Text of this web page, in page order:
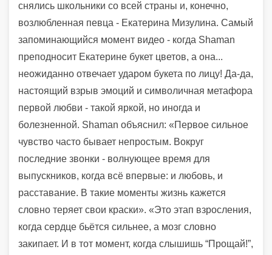
снялись школьники со всей страны и, конечно,
возлюбленная певца - Екатерина Мизулина. Самый
запоминающийся момент видео - когда Shaman
преподносит Екатерине букет цветов, а она...
неожиданно отвечает ударом букета по лицу! Да-да,
настоящий взрыв эмоций и символичная метафора
первой любви - такой яркой, но иногда и
болезненной. Shaman объяснил: «Первое сильное
чувство часто бывает непростым. Вокруг
последние звонки - волнующее время для
выпускников, когда всё впервые: и любовь, и
расставание. В такие моменты жизнь кажется
словно теряет свои краски». «Это этап взросления,
когда сердце бьётся сильнее, а мозг словно
закипает. И в тот момент, когда слышишь “Прощай!”,